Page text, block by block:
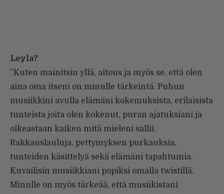
Leyla?
”Kuten mainitsin yllä, aitous ja myös se, että olen
aina oma itseni on minulle tärkeintä. Puhun
musiikkini avulla elämäni kokemuksista, erilaisista
tunteista joita olen kokenut, puran ajatuksiani ja
oikeastaan kaiken mitä mieleni sallii.
Rakkauslauluja, pettymyksen purkauksia,
tunteiden käsittelyä sekä elämäni tapahtumia.
Kuvailisin musiikkiani popiksi omalla twistillä.
Minulle on myös tärkeää, että musiikistani